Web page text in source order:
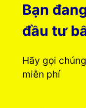
Bạn
đầu tư
Hãy gọi
miễn phí